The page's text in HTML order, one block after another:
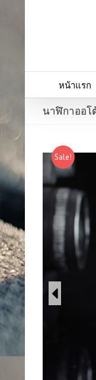
หน้าแรก
นาฬิกาออโ
Sale!